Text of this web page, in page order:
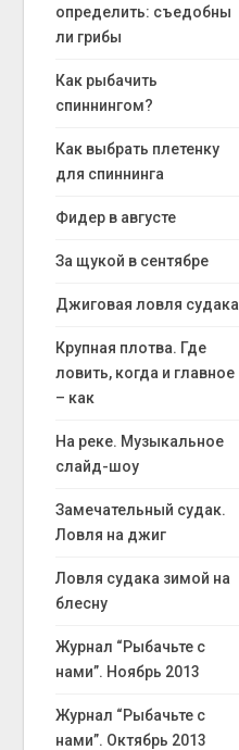
определить: съедобны
ли грибы
Как рыбачить
спиннингом?
Как выбрать плетенку
для спиннинга
Фидер в августе
За щукой в сентябре
Джиговая ловля судака
Крупная плотва. Где
ловить, когда и главное
– как
На реке. Музыкальное
слайд-шоу
Замечательный судак.
Ловля на джиг
Ловля судака зимой на
блесну
Журнал “Рыбачьте с
нами”. Ноябрь 2013
Журнал “Рыбачьте с
нами”. Октябрь 2013